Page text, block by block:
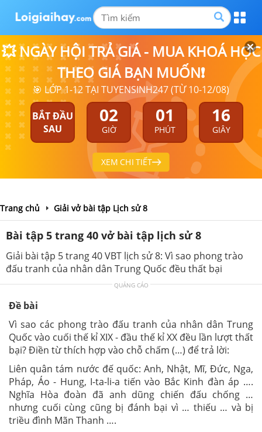
💥 NGÀY HỘI TRẢ GIÁ - MUA KHOÁ HỌC
THEO GIÁ BẠN MUỐN❗
🎯 LỚP 1-12 TẠI TUYENSINH247 (TỪ 10-12/08)
BẮT ĐẦU
SAU
02
GIỜ
01
PHÚT
15
GIÂY
XEM CHI TIẾT
Trang chủ Giải vở bài tập Lịch sử 8
Bài tập 5 trang 40 vở bài tập lịch sử 8
Giải bài tập 5 trang 40 VBT lịch sử 8: Vì sao phong trào
đấu tranh của nhân dân Trung Quốc đều thất bại
QUẢNG CÁO
Đề bài
Vì sao các phong trào đấu tranh của nhân dân Trung
Quốc vào cuối thế kỉ XIX - đầu thế kỉ XX đều lần lượt thất
bại? Điền từ thích hợp vào chỗ chấm (…) để trả lời:
Liên quân tám nước đế quốc: Anh, Nhật, Mĩ, Đức, Nga,
Pháp, Áo - Hung, I-ta-li-a tiến vào Bắc Kinh đàn áp ….
Nghĩa Hòa đoàn đã anh dũng chiến đấu chống …
nhưng cuối cùng cũng bị đánh bại vì … thiếu … và bị
triều đình Mãn Thanh ….